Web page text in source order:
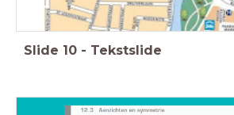
Slide 10 - Tekstslide